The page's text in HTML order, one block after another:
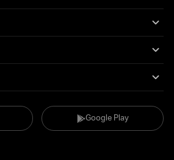
Google Play